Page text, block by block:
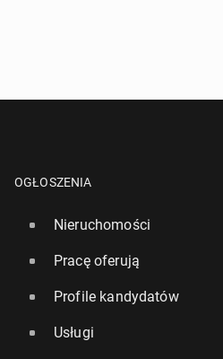
OGŁOSZENIA
Nieruchomości
Pracę oferują
Profile kandydatów
Usługi